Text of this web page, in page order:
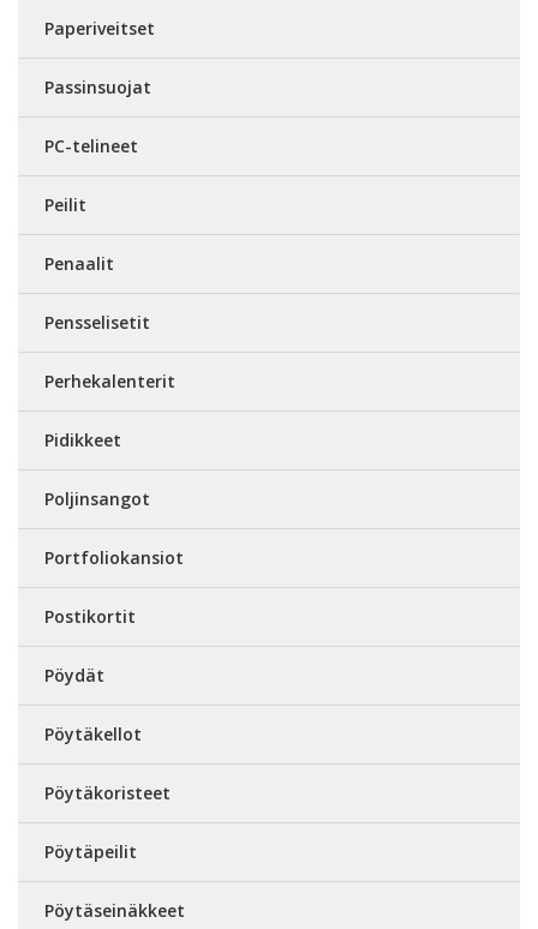
Paperiveitset
Passinsuojat
PC-telineet
Peilit
Penaalit
Pensselisetit
Perhekalenterit
Pidikkeet
Poljinsangot
Portfoliokansiot
Postikortit
Pöydät
Pöytäkellot
Pöytäkoristeet
Pöytäpeilit
Pöytäseinäkkeet